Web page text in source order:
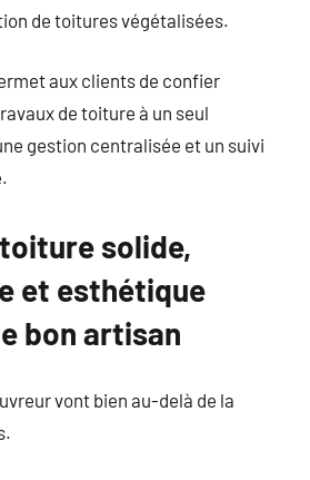
de toitures végétalisées.
aux clients de confier
de toiture à un seul
gestion centralisée et un suivi
toiture solide,
et esthétique
bon artisan
vont bien au-delà de la